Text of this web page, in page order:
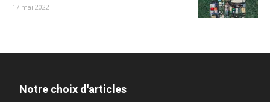
17 mai 2022
Notre choix d'articles